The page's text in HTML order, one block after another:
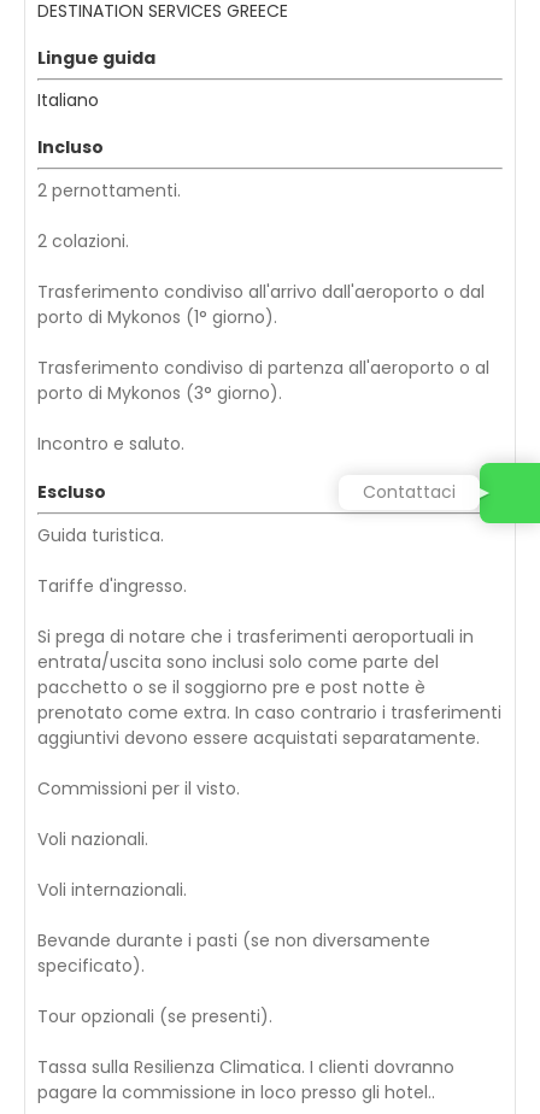
DESTINATION SERVICES GREECE
Lingue guida
Italiano
Incluso
2 pernottamenti.
2 colazioni.
Trasferimento condiviso all'arrivo dall'aeroporto o dal
porto di Mykonos (1° giorno).
Trasferimento condiviso di partenza all'aeroporto o al
porto di Mykonos (3° giorno).
Incontro e saluto.
Escluso
Guida turistica.
Tariffe d'ingresso.
Si prega di notare che i trasferimenti aeroportuali in
entrata/uscita sono inclusi solo come parte del
pacchetto o se il soggiorno pre e post notte è
prenotato come extra. In caso contrario i trasferimenti
aggiuntivi devono essere acquistati separatamente.
Commissioni per il visto.
Voli nazionali.
Voli internazionali.
Bevande durante i pasti (se non diversamente
specificato).
Tour opzionali (se presenti).
Tassa sulla Resilienza Climatica. I clienti dovranno
pagare la commissione in loco presso gli hotel..
Contattaci